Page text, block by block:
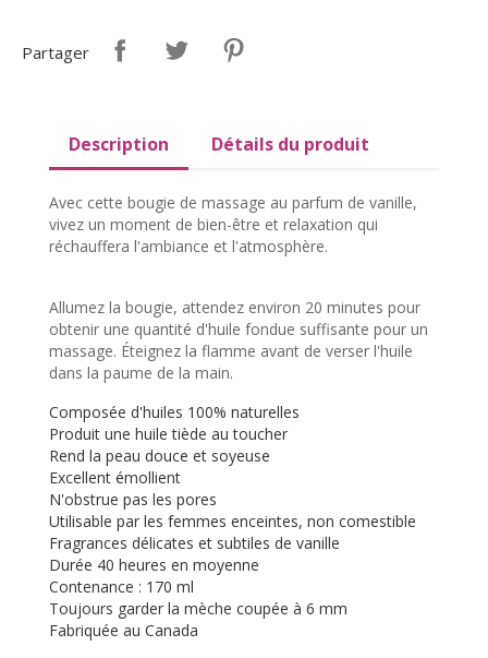
Partager
Description Détails du produit
Avec cette bougie de massage au parfum de vanille,
vivez un moment de bien-être et relaxation qui
réchauffera l'ambiance et l'atmosphère.
Allumez la bougie, attendez environ 20 minutes pour
obtenir une quantité d'huile fondue suffisante pour un
massage. Éteignez la flamme avant de verser l'huile
dans la paume de la main.
Composée d'huiles 100% naturelles
Produit une huile tiède au toucher
Rend la peau douce et soyeuse
Excellent émollient
N'obstrue pas les pores
Utilisable par les femmes enceintes, non comestible
Fragrances délicates et subtiles de vanille
Durée 40 heures en moyenne
Contenance : 170 ml
Toujours garder la mèche coupée à 6 mm
Fabriquée au Canada